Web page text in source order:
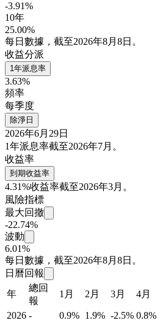
-3.91%
10年
25.00%
每日數據，截至2026年8月8日。
收益分派
1年派息率
3.63%
頻率
每季度
除淨日
2026年6月29日
1年派息率截至2026年7月。
收益率
到期收益率
4.31%收益率截至2026年3月。
風險指標
最大回撤
-22.74%
波動
6.01%
每日數據，截至2026年8月8日。
日曆回報
年
總回
報
1月 2月 3月 4月
2026 - 0.9% 1.9% -2.5% 0.8%